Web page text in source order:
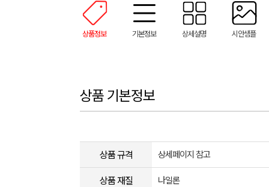
상품정보 기본정보 상세설명 시안샘플
상품 기본정보
상품 규격 상세페이지 참고
상품 재질 나일론